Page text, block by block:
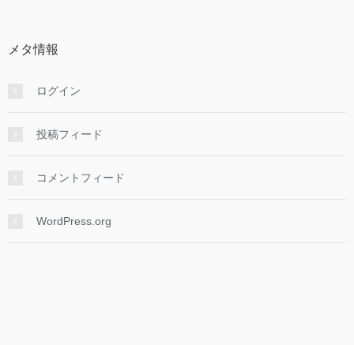
メタ情報
ログイン
投稿フィード
コメントフィード
WordPress.org